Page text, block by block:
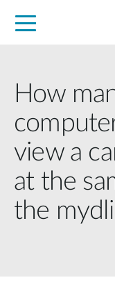
How
view a
at the
the